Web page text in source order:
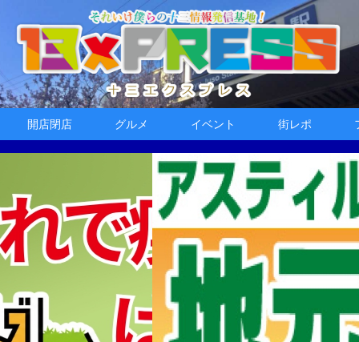
開店閉店 グルメ イベント 街レポ